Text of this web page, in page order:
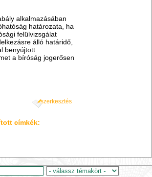
alkalmazásában
határozata, ha
felülvizsgálat
álló határidő,
benyújtott
a bíróság jogerősen
szerkesztés
címkék: